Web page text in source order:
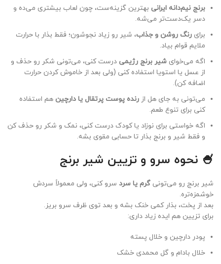
برنج نیم‌دانه ایرانی بهترین گزینه‌ست، چون لعاب بیشتری می‌ده و
دسر یک‌دست‌تر می‌شه.
برای رنگ روشن و جذاب، شیر رو زیاد نجوشون؛ فقط بذار با حرارت
ملایم قوام بیاد.
اگه می‌خوای شیر برنج رژیمی درست کنی، می‌تونی شکر رو حذف و
از عسل یا استویا استفاده کنی (ولی بعد از خاموش کردن حرارت
اضافه کن).
می‌تونی به جای هل از رنده پوست پرتقال یا دارچین هم استفاده
کنی برای تنوع طعم.
اگه خواستی برای نوزاد یا کودک درست کنی، نمک و شکر رو حذف کن
و فقط شیر و برنج بذار تا حسابی مقوی بشه.
🍧 نحوه سرو و تزیین شیر برنج
شیر برنج رو می‌تونی گرم یا سرد سرو کنی، ولی معمولاً سردش
خوشمزه‌تره.
بعد از پخت، بذار کمی خنک بشه و بعد توی ظرف سرو بریز.
برای تزیین هم ایده زیاد داری:
پودر دارچین و خلال پسته
خلال بادام و گل محمدی خشک